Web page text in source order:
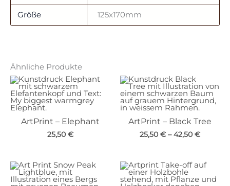
Größe 125x170mm
Ähnliche Produkte
ArtPrint – Elephant
25,50 €
ArtPrint – Black Tree
25,50 € –42,50 €